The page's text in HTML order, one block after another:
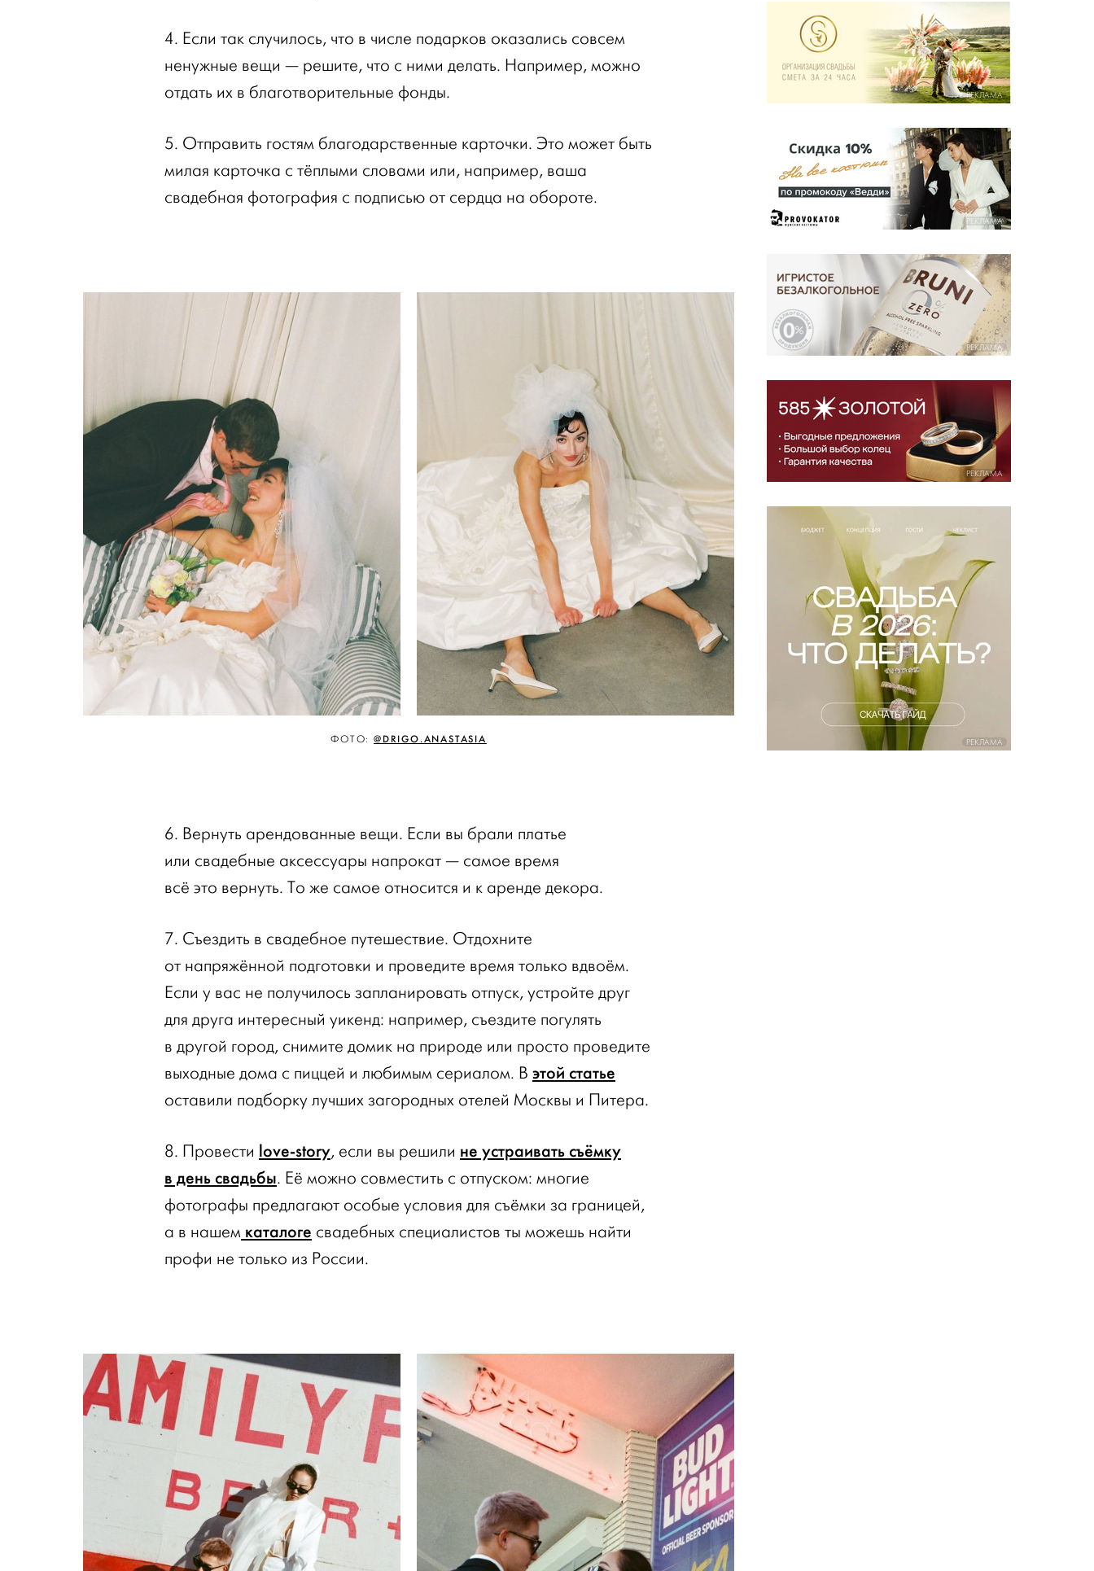
4. Если так случилось, что в числе подарков оказались совсем
ненужные вещи — решите, что с ними делать. Например, можно
отдать их в благотворительные фонды.
5. Отправить гостям благодарственные карточки. Это может быть
милая карточка с тёплыми словами или, например, ваша
свадебная фотография с подписью от сердца на обороте.
ФОТО: @DRIGO.ANASTASIA
6. Вернуть арендованные вещи. Если вы брали платье
или свадебные аксессуары напрокат — самое время
всё это вернуть. То же самое относится и к аренде декора.
7. Съездить в свадебное путешествие. Отдохните
от напряжённой подготовки и проведите время только вдвоём.
Если у вас не получилось запланировать отпуск, устройте друг
для друга интересный уикенд: например, съездите погулять
в другой город, снимите домик на природе или просто проведите
выходные дома с пиццей и любимым сериалом. В этой статье
оставили подборку лучших загородных отелей Москвы и Питера.
8. Провести love-story, если вы решили не устраивать съёмку
в день свадьбы. Её можно совместить с отпуском: многие
фотографы предлагают особые условия для съёмки за границей,
а в нашем каталоге свадебных специалистов ты можешь найти
профи не только из России.
РЕКЛАМА
РЕКЛАМА
РЕКЛАМА
РЕКЛАМА
РЕКЛАМА